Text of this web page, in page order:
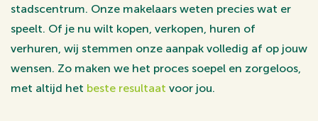
stadscentrum. Onze makelaars weten precies wat er
speelt. Of je nu wilt kopen, verkopen, huren of
verhuren, wij stemmen onze aanpak volledig af op jouw
wensen. Zo maken we het proces soepel en zorgeloos,
met altijd het beste resultaat voor jou.